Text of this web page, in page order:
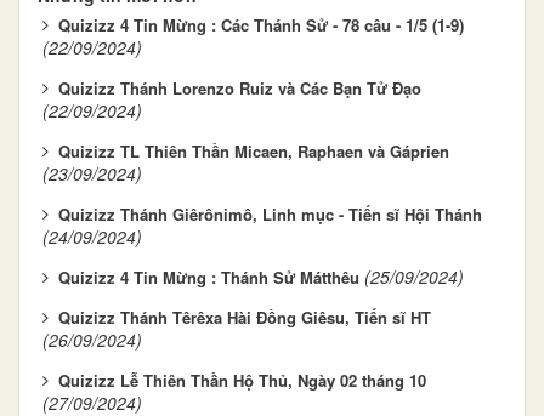
Quizizz 4 Tin Mừng : Các Thánh Sử - 78 câu - 1/5 (1-9)
(22/09/2024)
Quizizz Thánh Lorenzo Ruiz và Các Bạn Tử Đạo
(22/09/2024)
Quizizz TL Thiên Thần Micaen, Raphaen và Gáprien
(23/09/2024)
Quizizz Thánh Giêrônimô, Linh mục - Tiến sĩ Hội Thánh
(24/09/2024)
Quizizz 4 Tin Mừng : Thánh Sử Mátthêu (25/09/2024)
Quizizz Thánh Têrêxa Hài Ðồng Giêsu, Tiến sĩ HT
(26/09/2024)
Quizizz Lễ Thiên Thần Hộ Thủ, Ngày 02 tháng 10
(27/09/2024)